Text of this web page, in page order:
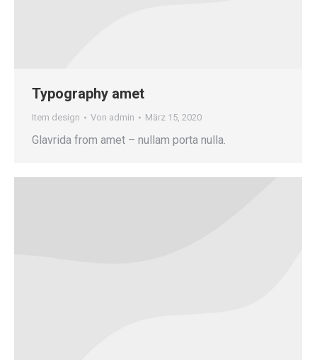
Typography amet
Item design Von admin März 15, 2020
Glavrida from amet – nullam porta nulla.